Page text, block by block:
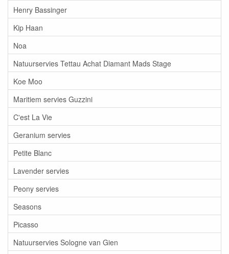
Henry Bassinger
Kip Haan
Noa
Natuurservies Tettau Achat Diamant Mads Stage
Koe Moo
Maritiem servies Guzzini
C'est La Vie
Geranium servies
Petite Blanc
Lavender servies
Peony servies
Seasons
Picasso
Natuurservies Sologne van Gien